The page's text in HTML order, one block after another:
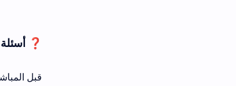
❓ أسئلة شائعة حول